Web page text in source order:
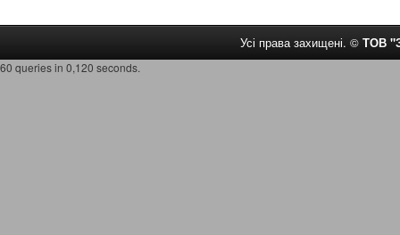
Усі права захищені. © ТОВ
60 queries in 0,120 seconds.